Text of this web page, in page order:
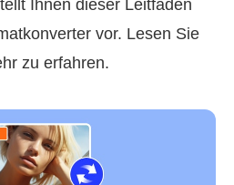
Ihnen dieser Leitfaden
vor. Lesen Sie
zu erfahren.